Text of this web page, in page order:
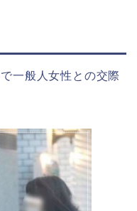
一般人女性との交際